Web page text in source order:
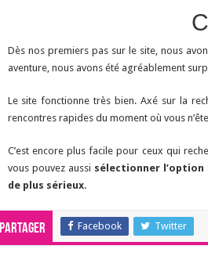
Dès nos premiers pas sur le site, nous
aventure, nous avons été agréablement
Le site fonctionne très bien. Axé sur la
rencontres rapides du moment où vous
C’est encore plus facile pour ceux qui
vous pouvez aussi sélectionner l’option
de plus sérieux.
Partager Facebook Twitter